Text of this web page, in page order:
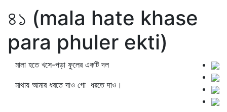
৪১ (mala hate khase
para phuler ekti)
মালা হতে খসে-পড়া ফুলের একটি দল
মাথায় আমার ধরতে দাও গো ধরতে দাও।